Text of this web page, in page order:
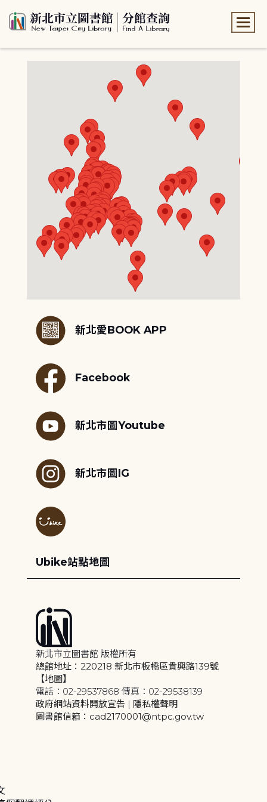
新北愛BOOK APP
Facebook
新北市圖Youtube
新北市圖IG
Ubike站點地圖
新北市立圖書館 版權所有
總館地址：220218 新北市板橋區貴興路139號
【地圖】
電話：02-29537868 傳真：02-29538139
政府網站資料開放宣告 | 隱私權聲明
圖書館信箱：cad2170001@ntpc.gov.tw